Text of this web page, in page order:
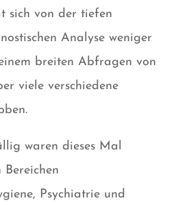
sich von der tiefen
Analyse weniger
breiten Abfragen von
viele verschiedene
waren dieses Mal
Psychiatrie und